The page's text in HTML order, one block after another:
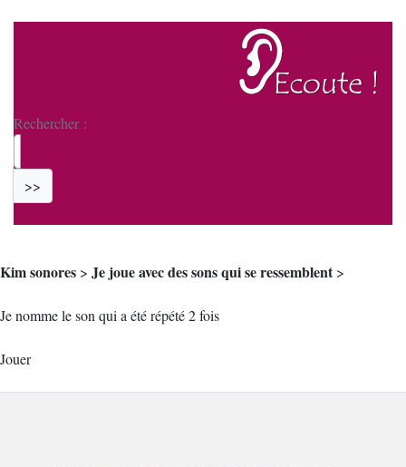
Rechercher :
>>
Kim sonores > Je joue avec des sons qui se ressemblent >
Je nomme le son qui a été répété 2 fois
Jouer